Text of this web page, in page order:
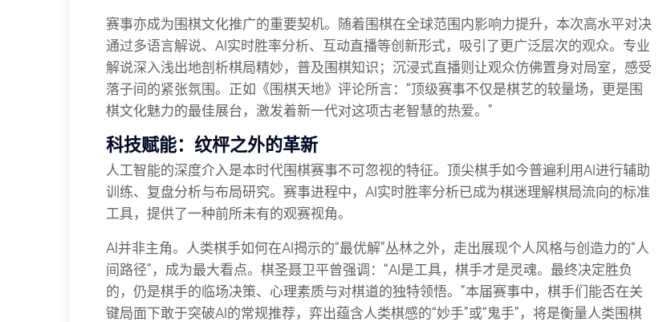
赛事亦成为围棋文化推广的重要契机。随着围棋在全球范围内影响力提升，本次高水平对决
通过多语言解说、AI实时胜率分析、互动直播等创新形式，吸引了更广泛层次的观众。专业
解说深入浅出地剖析棋局精妙，普及围棋知识；沉浸式直播则让观众仿佛置身对局室，感受
落子间的紧张氛围。正如《围棋天地》评论所言：“顶级赛事不仅是棋艺的较量场，更是围
棋文化魅力的最佳展台，激发着新一代对这项古老智慧的热爱。”
科技赋能：纹枰之外的革新
人工智能的深度介入是本时代围棋赛事不可忽视的特征。顶尖棋手如今普遍利用AI进行辅助
训练、复盘分析与布局研究。赛事进程中，AI实时胜率分析已成为棋迷理解棋局流向的标准
工具，提供了一种前所未有的观赛视角。
AI并非主角。人类棋手如何在AI揭示的“最优解”丛林之外，走出展现个人风格与创造力的“人
间路径”，成为最大看点。棋圣聂卫平曾强调：“AI是工具，棋手才是灵魂。最终决定胜负
的，仍是棋手的临场决策、心理素质与对棋道的独特领悟。”本届赛事中，棋手们能否在关
键局面下敢于突破AI的常规推荐，弈出蕴含人类棋感的“妙手”或“鬼手”，将是衡量人类围棋